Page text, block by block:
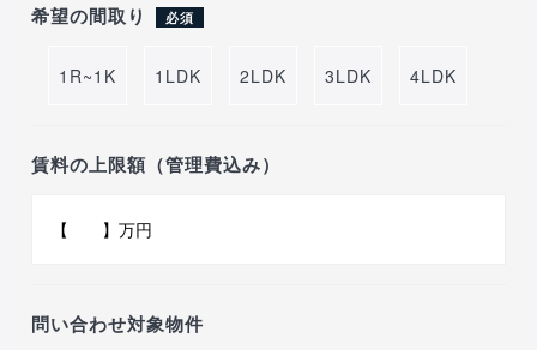
希望の間取り 必須
1R~1K 1LDK 2LDK 3LDK 4LDK
賃料の上限額（管理費込み）
問い合わせ対象物件